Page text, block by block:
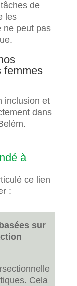
de
les
ne peut pas
femmes
inclusion et
dans
à
ce lien
:
sur
Cela